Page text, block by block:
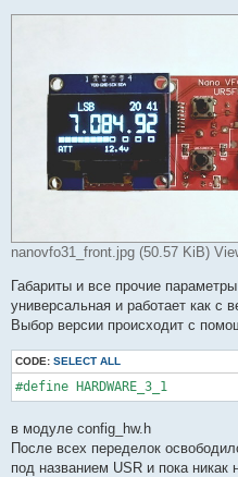
nanovfo31_front.jpg (50.57 KiB)
Габариты и все прочие
универсальная и работает как с
Выбор версии происходит с
CODE: SELECT ALL
#define HARDWARE_3_1
в модуле config_hw.h
После всех переделок
под названием USR и пока никак